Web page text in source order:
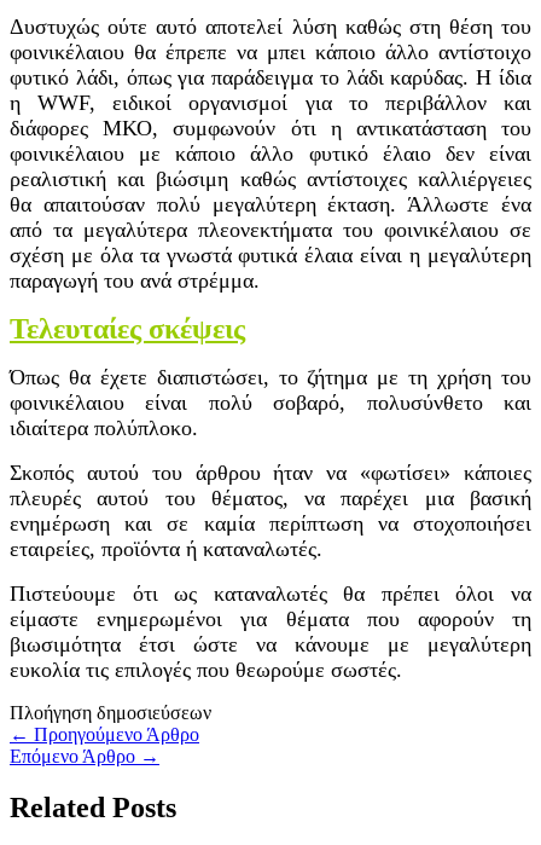
Δυστυχώς ούτε αυτό αποτελεί λύση καθώς στη θέση του
φοινικέλαιου θα έπρεπε να μπει κάποιο άλλο αντίστοιχο
φυτικό λάδι, όπως για παράδειγμα το λάδι καρύδας. Η ίδια
η WWF, ειδικοί οργανισμοί για το περιβάλλον και
διάφορες ΜΚΟ, συμφωνούν ότι η αντικατάσταση του
φοινικέλαιου με κάποιο άλλο φυτικό έλαιο δεν είναι
ρεαλιστική και βιώσιμη καθώς αντίστοιχες καλλιέργειες
θα απαιτούσαν πολύ μεγαλύτερη έκταση. Άλλωστε ένα
από τα μεγαλύτερα πλεονεκτήματα του φοινικέλαιου σε
σχέση με όλα τα γνωστά φυτικά έλαια είναι η μεγαλύτερη
παραγωγή του ανά στρέμμα.
Τελευταίες σκέψεις
Όπως θα έχετε διαπιστώσει, το ζήτημα με τη χρήση του
φοινικέλαιου είναι πολύ σοβαρό, πολυσύνθετο και
ιδιαίτερα πολύπλοκο.
Σκοπός αυτού του άρθρου ήταν να «φωτίσει» κάποιες
πλευρές αυτού του θέματος, να παρέχει μια βασική
ενημέρωση και σε καμία περίπτωση να στοχοποιήσει
εταιρείες, προϊόντα ή καταναλωτές.
Πιστεύουμε ότι ως καταναλωτές θα πρέπει όλοι να
είμαστε ενημερωμένοι για θέματα που αφορούν τη
βιωσιμότητα έτσι ώστε να κάνουμε με μεγαλύτερη
ευκολία τις επιλογές που θεωρούμε σωστές.
Πλοήγηση δημοσιεύσεων
← Προηγούμενο Άρθρο
Επόμενο Άρθρο →
Related Posts